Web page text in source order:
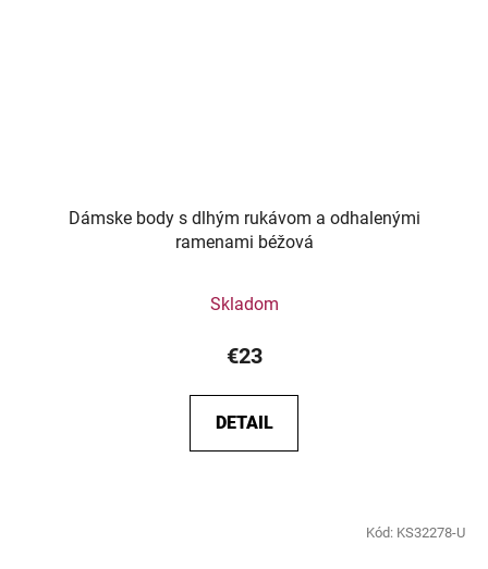
Dámske body s dlhým rukávom a odhalenými
ramenami béžová
Skladom
€23
DETAIL
Kód: KS32278-U